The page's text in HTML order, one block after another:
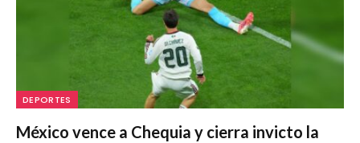
DEPORTES
México vence a Chequia y cierra invicto la